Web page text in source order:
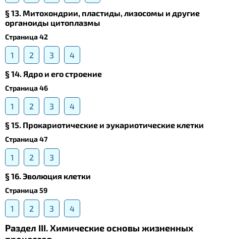
§ 13. Mитохондрии, пластиды, лизосомы и другие
органоиды цитоплазмы
Страница 42
1 2 3
4
§ 14. Ядро и его строение
Страница 46
1 2 3
4
§ 15. Прокариотические и эукариотические клетки
Страница 47
1 2
3
§ 16. Эволюция клетки
Страница 59
1 2 3 4
Раздел III. Химические основы жизненных